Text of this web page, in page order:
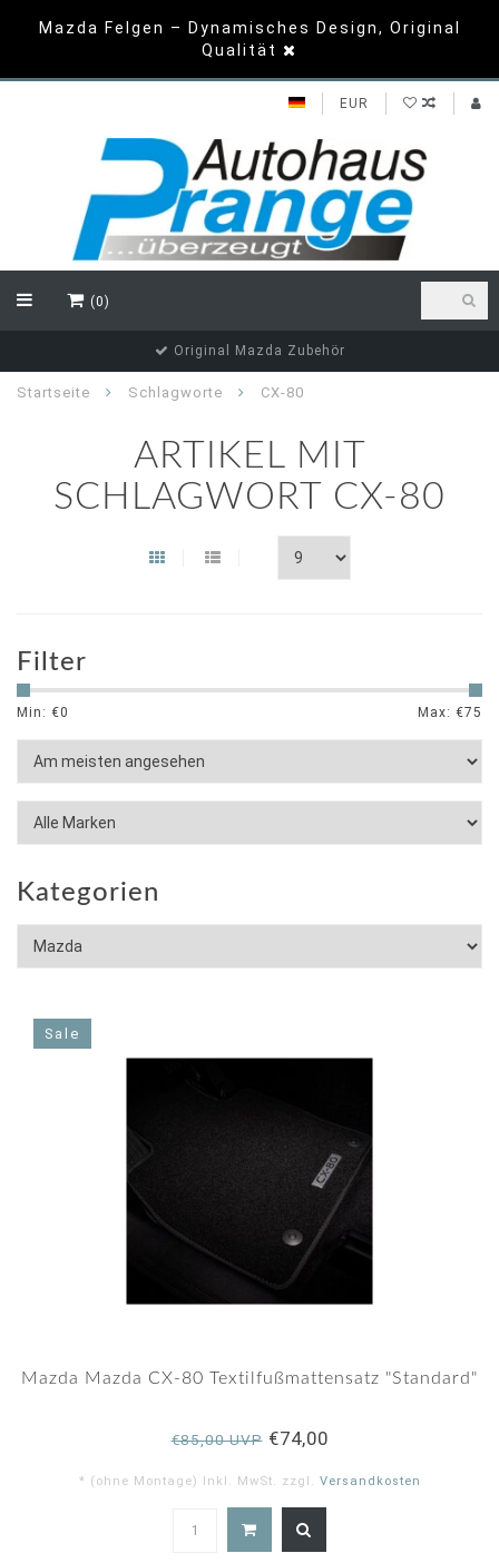
Mazda Felgen – Dynamisches Design, Original
Qualität
EUR
(0)
Original Mazda Zubehör
Startseite Schlagworte CX-80
ARTIKEL MIT
SCHLAGWORT CX-80
Filter
Min: €0 Max: €75
Kategorien
Sale
Mazda Mazda CX-80 Textilfußmattensatz "Standard"
€85,00 UVP€74,00
* (ohne Montage) Inkl. MwSt. zzgl. Versandkosten